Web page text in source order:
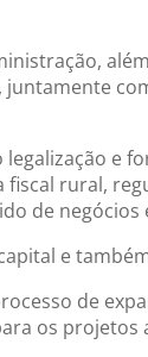
e
rural,
de negócios
e
de
os